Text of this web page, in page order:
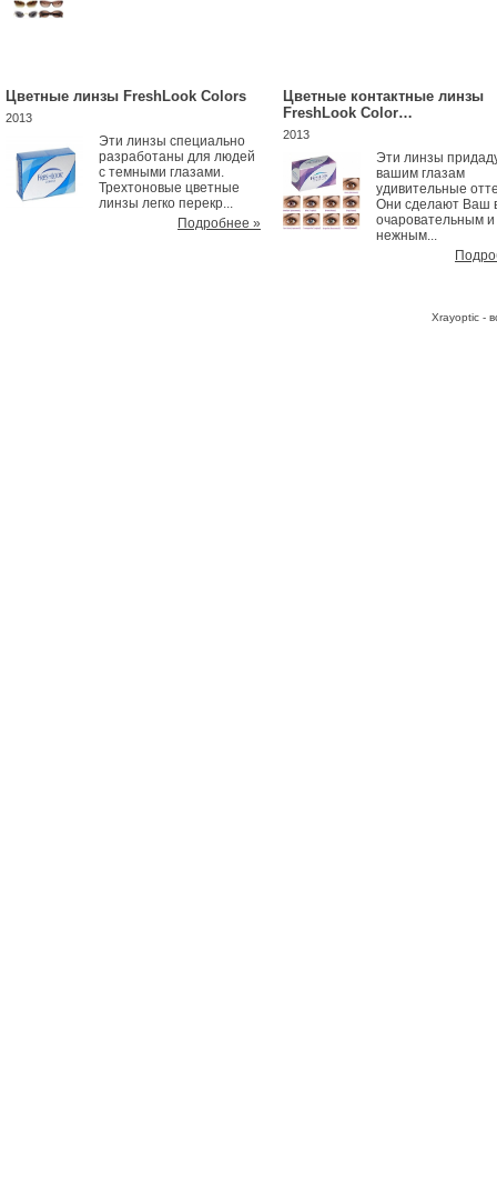
Цветные линзы FreshLook Colors
2013
Эти линзы специально
разработаны для людей
с темными глазами.
Трехтоновые цветные
линзы легко перекр...
Подробнее »
Цветные контактные линзы
FreshLook Color…
2013
Эти линзы
вашим глазам
удивительные
Они сделают Ваш
очаровательным и
нежным...
Хrayoptic -